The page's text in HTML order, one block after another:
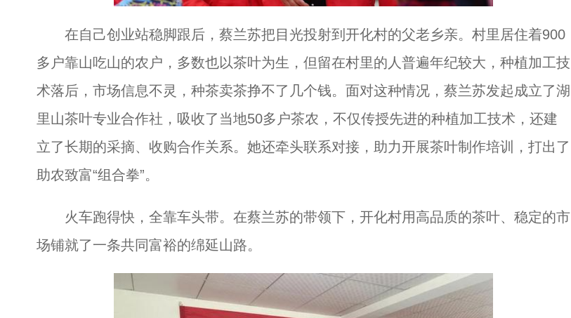
在自己创业站稳脚跟后，蔡兰苏把目光投射到开化村的父老乡亲。村里居住着900
多户靠山吃山的农户，多数也以茶叶为生，但留在村里的人普遍年纪较大，种植加工技
术落后，市场信息不灵，种茶卖茶挣不了几个钱。面对这种情况，蔡兰苏发起成立了湖
里山茶叶专业合作社，吸收了当地50多户茶农，不仅传授先进的种植加工技术，还建
立了长期的采摘、收购合作关系。她还牵头联系对接，助力开展茶叶制作培训，打出了
助农致富“组合拳”。
火车跑得快，全靠车头带。在蔡兰苏的带领下，开化村用高品质的茶叶、稳定的市
场铺就了一条共同富裕的绵延山路。